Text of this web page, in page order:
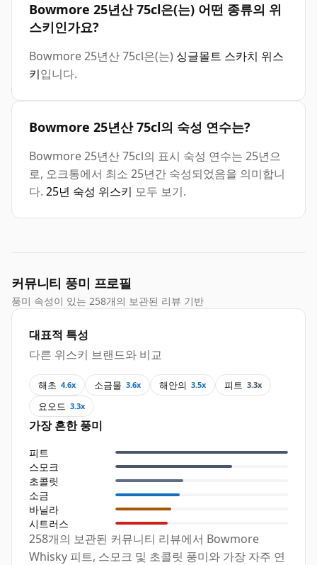
Bowmore 25년산 75cl은(는) 어떤 종류의 위
스키인가요?
Bowmore 25년산 75cl은(는) 싱글몰트 스카치 위스
키입니다.
Bowmore 25년산 75cl의 숙성 연수는?
Bowmore 25년산 75cl의 표시 숙성 연수는 25년으
로, 오크통에서 최소 25년간 숙성되었음을 의미합니
다. 25년 숙성 위스키 모두 보기.
커뮤니티 풍미 프로필
풍미 속성이 있는 258개의 보관된 리뷰 기반
대표적 특성
다른 위스키 브랜드와 비교
해초 4.6x 소금물 3.6x 해안의 3.5x 피트 3.3x
요오드 3.3x
가장 흔한 풍미
피트
스모크
초콜릿
소금
바닐라
시트러스
258개의 보관된 커뮤니티 리뷰에서 Bowmore
Whisky 피트, 스모크 및 초콜릿 풍미와 가장 자주 연